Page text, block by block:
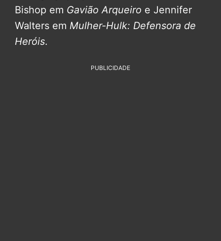
Bishop em Gavião Arqueiro e Jennifer
Walters em Mulher-Hulk: Defensora de
Heróis.
PUBLICIDADE